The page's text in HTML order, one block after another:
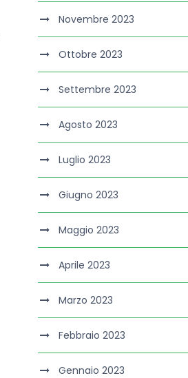
Novembre 2023
Ottobre 2023
Settembre 2023
Agosto 2023
Luglio 2023
Giugno 2023
Maggio 2023
Aprile 2023
Marzo 2023
Febbraio 2023
Gennaio 2023